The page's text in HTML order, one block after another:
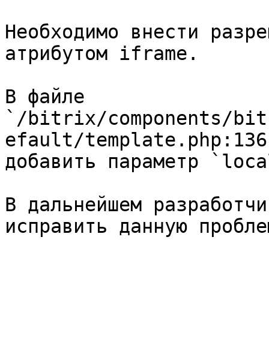
Необходимо внести
атрибутом iframe.
В файле
`/bitrix/components/
efault/
добавить параметр
В дальнейшем